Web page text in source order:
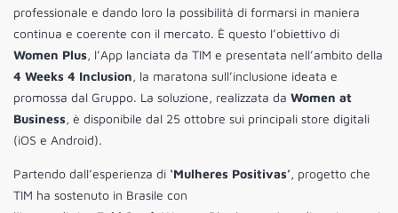
professionale e dando loro la possibilità di formarsi in maniera
continua e coerente con il mercato. È questo l’obiettivo di
Women Plus, l’App lanciata da TIM e presentata nell’ambito della
4 Weeks 4 Inclusion, la maratona sull’inclusione ideata e
promossa dal Gruppo. La soluzione, realizzata da Women at
Business, è disponibile dal 25 ottobre sui principali store digitali
(iOS e Android).
Partendo dall’esperienza di ‘Mulheres Positivas’, progetto che
TIM ha sostenuto in Brasile con